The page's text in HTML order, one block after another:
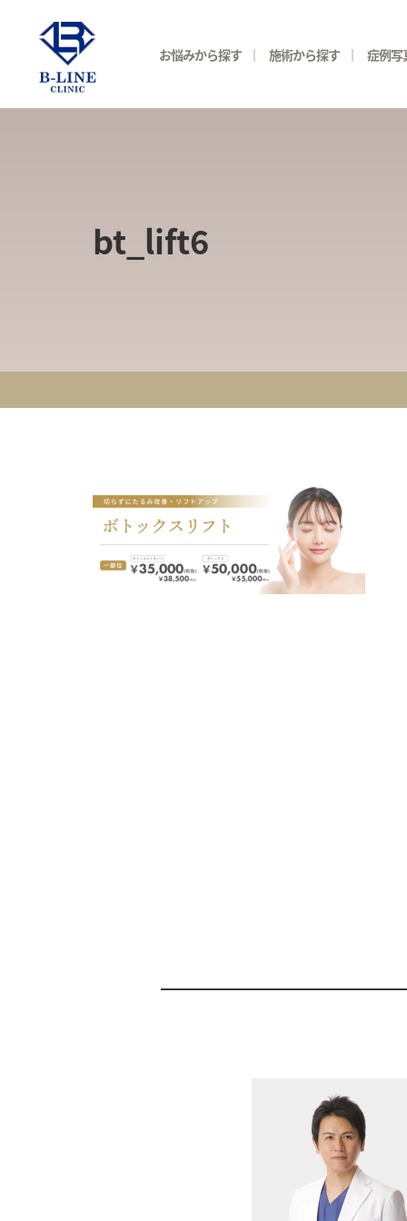
お悩みから探す 施術から探す 症例写
bt_lift6